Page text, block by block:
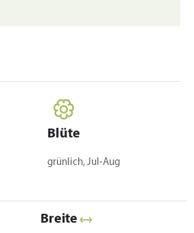
Blüte
grünlich, Jul-Aug
Breite